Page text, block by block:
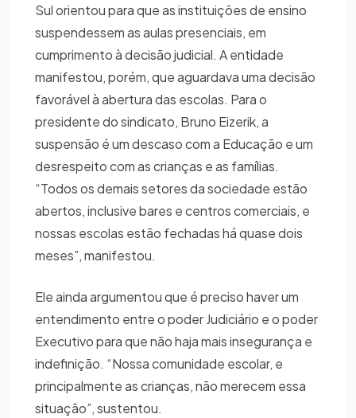
Sul orientou para que as instituições de ensino
suspendessem as aulas presenciais, em
cumprimento à decisão judicial. A entidade
manifestou, porém, que aguardava uma decisão
favorável à abertura das escolas. Para o
presidente do sindicato, Bruno Eizerik, a
suspensão é um descaso com a Educação e um
desrespeito com as crianças e as famílias.
“Todos os demais setores da sociedade estão
abertos, inclusive bares e centros comerciais, e
nossas escolas estão fechadas há quase dois
meses”, manifestou.
Ele ainda argumentou que é preciso haver um
entendimento entre o poder Judiciário e o poder
Executivo para que não haja mais insegurança e
indefinição. “Nossa comunidade escolar, e
principalmente as crianças, não merecem essa
situação”, sustentou.